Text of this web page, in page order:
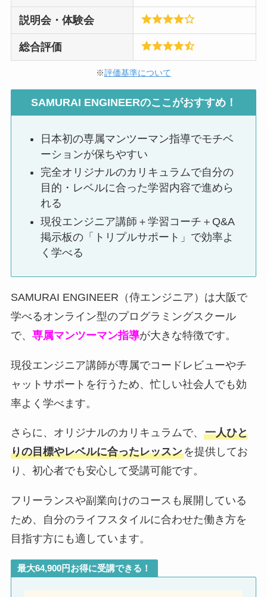
説明会・体験会
総合評価
※評価基準について
SAMURAI ENGINEERのここがおすすめ！
日本初の専属マンツーマン指導でモチベ
ーションが保ちやすい
完全オリジナルのカリキュラムで自分の
目的・レベルに合った学習内容で進めら
れる
現役エンジニア講師＋学習コーチ＋Q&A
掲示板の「トリプルサポート」で効率よ
く学べる
SAMURAI ENGINEER（侍エンジニア）は大阪で
学べるオンライン型のプログラミングスクール
で、 専属マンツーマン指導が大きな特徴です。
現役エンジニア講師が専属でコードレビューやチ
ャットサポートを行うため、忙しい社会人でも効
率よく学べます。
さらに、オリジナルのカリキュラムで、 一人ひと
りの目標やレベルに合ったレッスンを提供してお
り、初心者でも安心して受講可能です。
フリーランスや副業向けのコースも展開している
ため、自分のライフスタイルに合わせた働き方を
目指す方にも適しています。
最大64,900円お得に受講できる！